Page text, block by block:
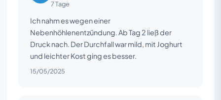
7 Tage
Ich nahm es wegen einer
Nebenhöhlenentzündung. Ab Tag 2 ließ der
Druck nach. Der Durchfall war mild, mit Joghurt
und leichter Kost ging es besser.
15/05/2025